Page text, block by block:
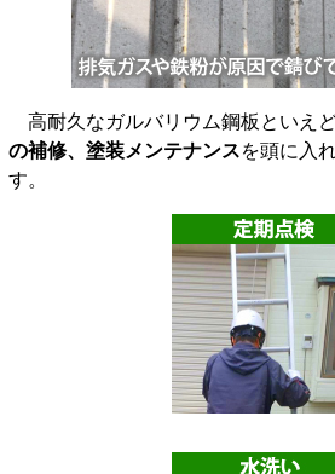
高耐久なガルバリウム鋼板といえ
の補修、塗装メンテナンスを頭に入
す。